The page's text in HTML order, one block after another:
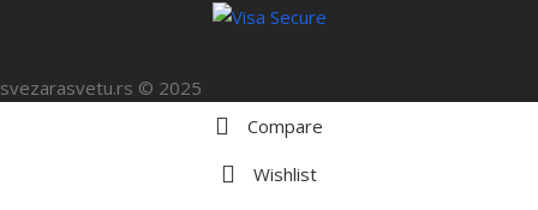
svezarasvetu.rs © 2025
Compare
Wishlist